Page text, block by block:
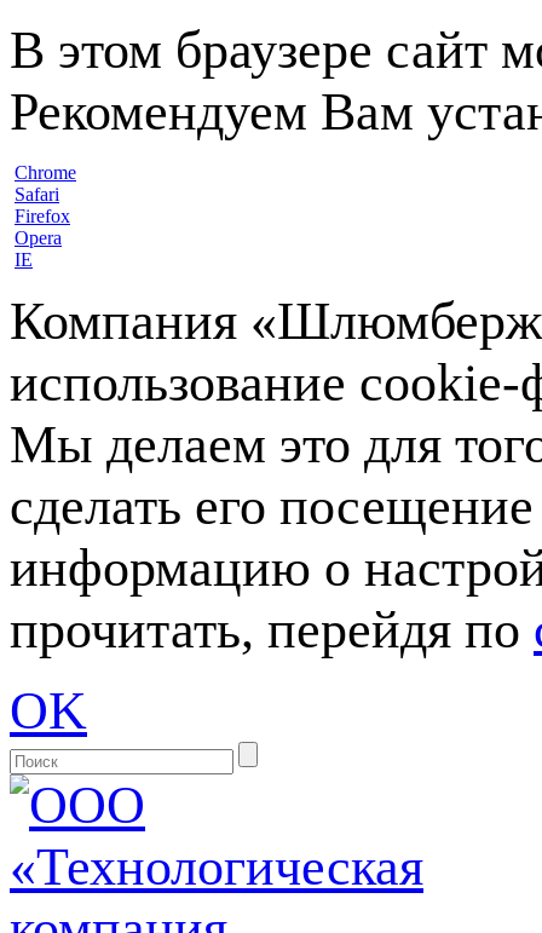
В этом браузере сайт
Рекомендуем Вам
Chrome
Safari
Firefox
Opera
IE
Компания
использование
Мы делаем это для
сделать его
информацию о
прочитать, перейдя по
OK